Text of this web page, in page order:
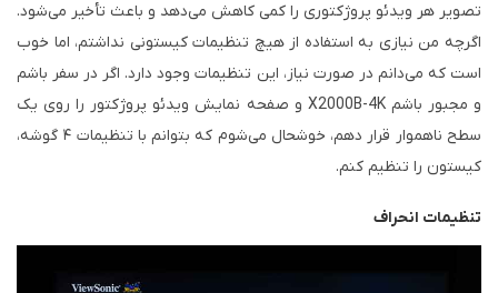
تصویر هر ویدئو پروژکتوری را کمی کاهش می‌دهد و باعث تأخیر می‌شود.
اگرچه من نیازی به استفاده از هیچ تنظیمات کیستونی نداشتم، اما خوب
است که می‌دانم در صورت نیاز، این تنظیمات وجود دارد. اگر در سفر باشم
و مجبور باشم X2000B-4K و صفحه نمایش ویدئو پروژکتور را روی یک
سطح ناهموار قرار دهم، خوشحال می‌شوم که بتوانم با تنظیمات ۴ گوشه،
کیستون را تنظیم کنم.
تنظیمات انحراف